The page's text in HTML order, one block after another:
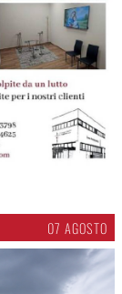
07 AGOSTO